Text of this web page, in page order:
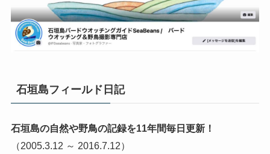
石垣島フィールド日記
石垣島の自然や野鳥の記録を11年間毎日更新！
（2005.3.12 ～ 2016.7.12）